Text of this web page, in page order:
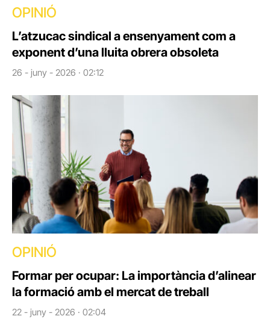
OPINIÓ
L’atzucac sindical a ensenyament com a
exponent d’una lluita obrera obsoleta
26 - juny - 2026 · 02:12
OPINIÓ
Formar per ocupar: La importància d’alinear
la formació amb el mercat de treball
22 - juny - 2026 · 02:04